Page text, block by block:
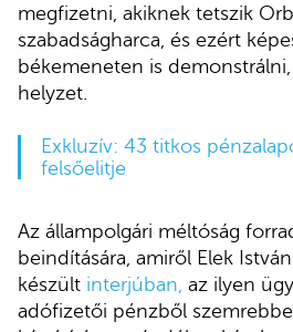
megfizetni, akiknek tetszik
szabadságharca, és ezért
békemeneten is
helyzet.
Exkluzív: 43 titkos
felsőelitje
Az állampolgári méltóság
beindítására, amiről Elek
készült interjúban, az ilyen
adófizetői pénzből